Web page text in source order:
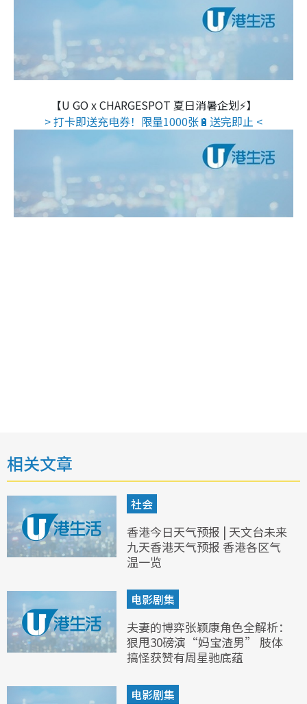
【U GO x CHARGESPOT 夏日消暑企划⚡】
> 打卡即送充电券！限量1000张🔋送完即止 <
相关文章
社会
香港今日天气预报 | 天文台未来
九天香港天气预报 香港各区气
温一览
电影剧集
夫妻的博弈张颖康角色全解析：
狠甩30磅演“妈宝渣男” 肢体
搞怪获赞有周星驰底蕴
电影剧集